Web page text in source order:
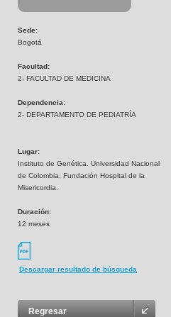
Sede:
Bogotá
Facultad:
2- FACULTAD DE MEDICINA
Dependencia:
2- DEPARTAMENTO DE PEDIATRÍA
Lugar:
Instituto de Genética. Universidad Nacional
de Colombia. Fundación Hospital de la
Misericordia.
Duración:
12 meses
Descargar resultado de búsqueda
Regresar